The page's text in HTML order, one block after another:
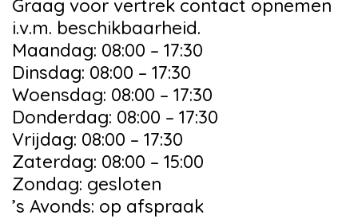
Graag voor vertrek contact opnemen
i.v.m. beschikbaarheid.
Maandag: 08:00 – 17:30
Dinsdag: 08:00 – 17:30
Woensdag: 08:00 – 17:30
Donderdag: 08:00 – 17:30
Vrijdag: 08:00 – 17:30
Zaterdag: 08:00 – 15:00
Zondag: gesloten
’s Avonds: op afspraak